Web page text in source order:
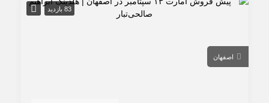
83 بازدید